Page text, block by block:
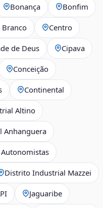
Bonança Bonfim
Branco Centro
de Deus Cipava
Conceição
Continental
Altino
Anhanguera
Distrito Industrial Mazzei
Jaguaribe